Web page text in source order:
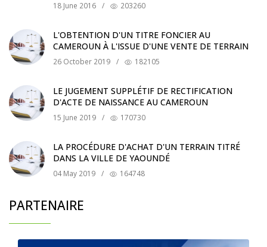
18 June 2016 / 203260
L'OBTENTION D'UN TITRE FONCIER AU
CAMEROUN À L'ISSUE D'UNE VENTE DE TERRAIN
26 October 2019 / 182105
LE JUGEMENT SUPPLÉTIF DE RECTIFICATION
D'ACTE DE NAISSANCE AU CAMEROUN
15 June 2019 / 170730
LA PROCÉDURE D'ACHAT D'UN TERRAIN TITRÉ
DANS LA VILLE DE YAOUNDÉ
04 May 2019 / 164748
PARTENAIRE